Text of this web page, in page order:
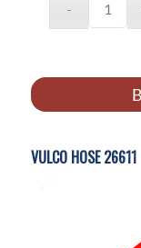
VULCO HOSE 26611